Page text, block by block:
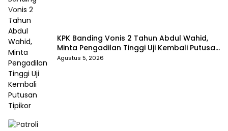
KPK Banding Vonis 2 Tahun Abdul Wahid,
Minta Pengadilan Tinggi Uji Kembali Putusan
Tipikor
Agustus 5, 2026